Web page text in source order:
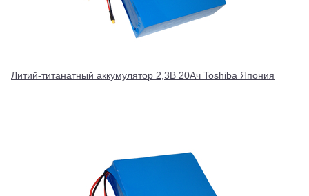
Литий-титанатный аккумулятор 2,3В 20Ач Toshiba Япония